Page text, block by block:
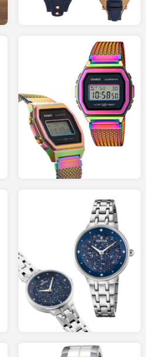
179.00
AMAZON.fr
109.00
HISTOIREDOR.com